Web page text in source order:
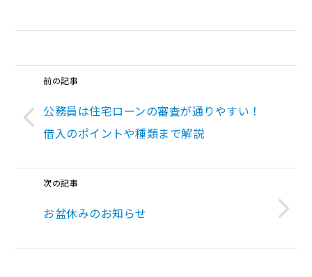
前の記事
公務員は住宅ローンの審査が通りやすい！
借入のポイントや種類まで解説
次の記事
お盆休みのお知らせ